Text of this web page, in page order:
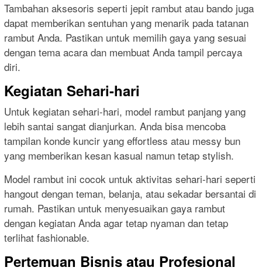
Tambahan aksesoris seperti jepit rambut atau bando juga
dapat memberikan sentuhan yang menarik pada tatanan
rambut Anda. Pastikan untuk memilih gaya yang sesuai
dengan tema acara dan membuat Anda tampil percaya
diri.
Kegiatan Sehari-hari
Untuk kegiatan sehari-hari, model rambut panjang yang
lebih santai sangat dianjurkan. Anda bisa mencoba
tampilan konde kuncir yang effortless atau messy bun
yang memberikan kesan kasual namun tetap stylish.
Model rambut ini cocok untuk aktivitas sehari-hari seperti
hangout dengan teman, belanja, atau sekadar bersantai di
rumah. Pastikan untuk menyesuaikan gaya rambut
dengan kegiatan Anda agar tetap nyaman dan tetap
terlihat fashionable.
Pertemuan Bisnis atau Profesional